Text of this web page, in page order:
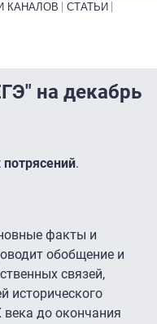
КАНАЛОВ
СТАТЬИ
на декабрь
.
факты и
обобщение и
связей,
исторического
века до окончания